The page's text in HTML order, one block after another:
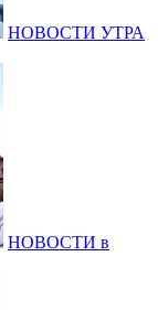
НОВОСТИ УТРА
НОВОСТИ в